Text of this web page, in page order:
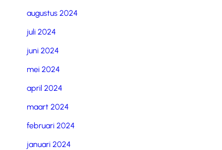
augustus 2024
juli 2024
juni 2024
mei 2024
april 2024
maart 2024
februari 2024
januari 2024